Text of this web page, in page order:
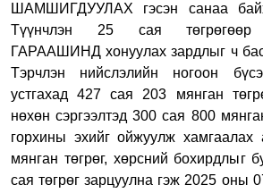
ШАМШИГДУУЛАХ гэсэн санаа
Түүнчлэн 25 сая
ГАРААШИНД хонуулах зардлыг ч бас
Тэрчлэн нийслэлийн ногоон
устгахад 427 сая 203 мянган
нөхөн сэргээлтэд 300 сая 800
горхины эхийг ойжуулж
мянган төгрөг, хөрсний бохирдлыг
сая төгрөг зарцуулна гэж 2025 оны